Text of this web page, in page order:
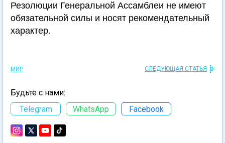
Резолюции Генеральной Ассамблеи не имеют
обязательной силы и носят рекомендательный
характер.
МИР СЛЕДУЮЩАЯ СТАТЬЯ
Будьте с нами:
Telegram
WhatsApp Facebook